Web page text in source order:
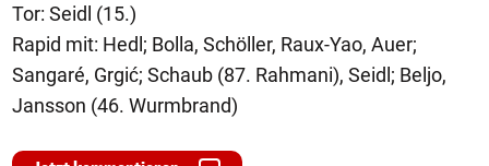
Tor: Seidl (15.)
Rapid mit: Hedl; Bolla, Schöller, Raux-Yao, Auer;
Sangaré, Grgić; Schaub (87. Rahmani), Seidl; Beljo,
Jansson (46. Wurmbrand)